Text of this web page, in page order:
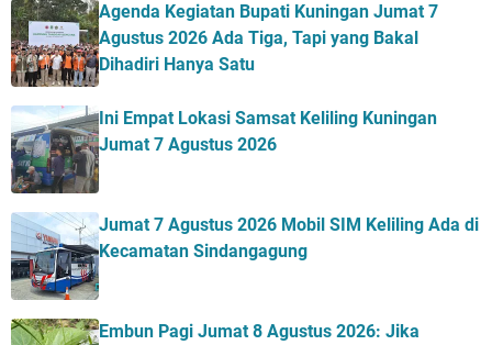
Agenda Kegiatan Bupati Kuningan Jumat 7
Agustus 2026 Ada Tiga, Tapi yang Bakal
Dihadiri Hanya Satu
Ini Empat Lokasi Samsat Keliling Kuningan
Jumat 7 Agustus 2026
Jumat 7 Agustus 2026 Mobil SIM Keliling Ada di
Kecamatan Sindangagung
Embun Pagi Jumat 8 Agustus 2026: Jika